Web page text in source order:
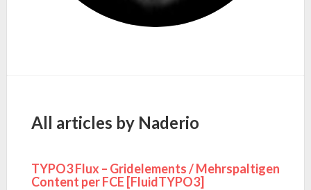
All articles by Naderio
TYPO3 Flux – Gridelements / Mehrspaltigen
Content per FCE [FluidTYPO3]